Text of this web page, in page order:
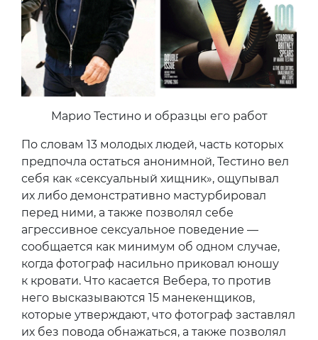
Марио Тестино и образцы его работ
По словам 13 молодых людей, часть которых
предпочла остаться анонимной, Тестино вел
себя как «сексуальный хищник», ощупывал
их либо демонстративно мастурбировал
перед ними, а также позволял себе
агрессивное сексуальное поведение —
сообщается как минимум об одном случае,
когда фотограф насильно приковал юношу
к кровати. Что касается Вебера, то против
него высказываются 15 манекенщиков,
которые утверждают, что фотограф заставлял
их без повода обнажаться, а также позволял